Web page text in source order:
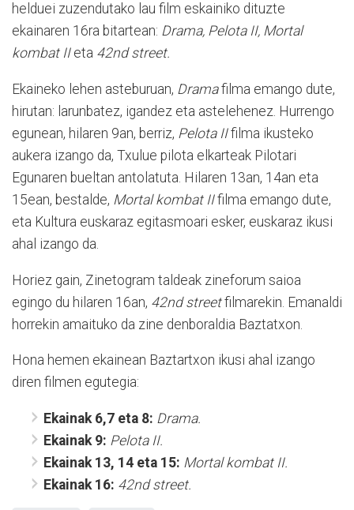
helduei zuzendutako lau film eskainiko dituzte
ekainaren 16ra bitartean: Drama, Pelota II, Mortal
kombat II eta 42nd street.
Ekaineko lehen asteburuan, Dramafilma emango dute,
hirutan: larunbatez, igandez eta astelehenez. Hurrengo
egunean, hilaren 9an, berriz, Pelota IIfilma ikusteko
aukera izango da, Txulue pilota elkarteak Pilotari
Egunaren bueltan antolatuta. Hilaren 13an, 14an eta
15ean, bestalde, Mortal kombat IIfilma emango dute,
eta Kultura euskaraz egitasmoari esker, euskaraz ikusi
ahal izango da.
Horiez gain, Zinetogram taldeak zineforum saioa
egingo du hilaren 16an, 42nd streetfilmarekin. Emanaldi
horrekin amaituko da zine denboraldia Baztatxon.
Hona hemen ekainean Baztartxon ikusi ahal izango
diren filmen egutegia:
Ekainak 6,7 eta 8: Drama.
Ekainak 9: Pelota II.
Ekainak 13, 14 eta 15: Mortal kombat II.
Ekainak 16: 42nd street.